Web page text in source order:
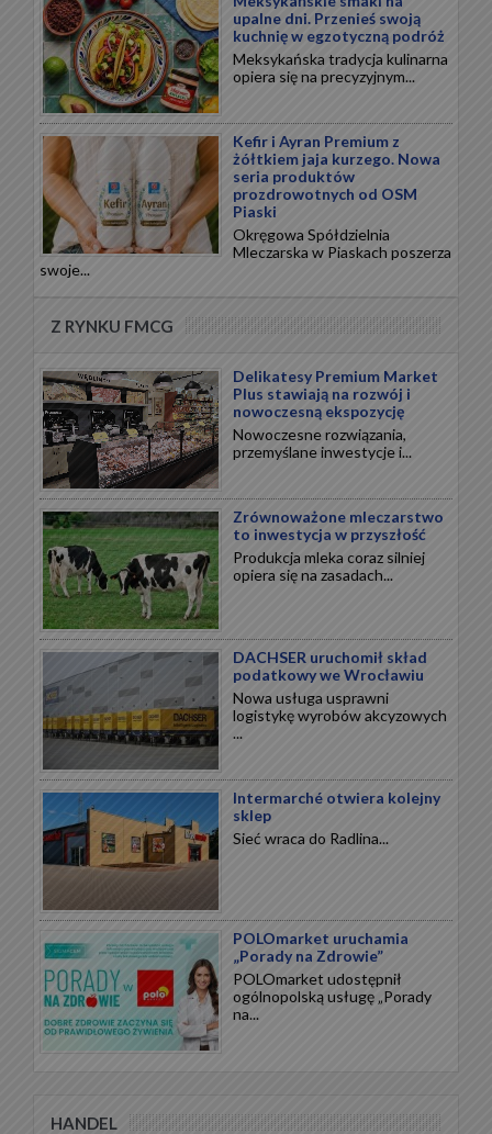
upalne dni. Przenieś swoją
kuchnię w egzotyczną podróż
Meksykańska tradycja kulinarna
opiera się na precyzyjnym...
Kefir i Ayran Premium z
żółtkiem jaja kurzego. Nowa
seria produktów
prozdrowotnych od OSM
Piaski
Okręgowa Spółdzielnia
Mleczarska w Piaskach poszerza
swoje...
Z RYNKU FMCG
Delikatesy Premium Market
Plus stawiają na rozwój i
nowoczesną ekspozycję
Nowoczesne rozwiązania,
przemyślane inwestycje i...
Zrównoważone mleczarstwo
to inwestycja w przyszłość
Produkcja mleka coraz silniej
opiera się na zasadach...
DACHSER uruchomił skład
podatkowy we Wrocławiu
Nowa usługa usprawni
logistykę wyrobów akcyzowych
...
Intermarché otwiera kolejny
sklep
Sieć wraca do Radlina...
POLOmarket uruchamia
„Porady na Zdrowie”
POLOmarket udostępnił
ogólnopolską usługę „Porady
na...
HANDEL